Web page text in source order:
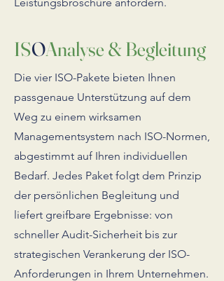
ISOAnalyse & Begleitung
Die vier ISO-Pakete bieten Ihnen
passgenaue Unterstützung auf dem
Weg zu einem wirksamen
Managementsystem nach ISO-Normen,
abgestimmt auf Ihren individuellen
Bedarf. Jedes Paket folgt dem Prinzip
der persönlichen Begleitung und
liefert greifbare Ergebnisse: von
schneller Audit-Sicherheit bis zur
strategischen Verankerung der ISO-
Anforderungen in Ihrem Unternehmen.